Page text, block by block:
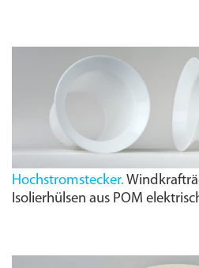
Hochstromstecker.
Isolierhülsen aus POM